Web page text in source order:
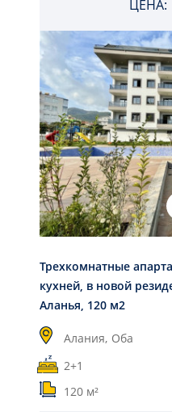
ЦЕНА:
Трехкомнатные
кухней, в новой
Аланья, 120 м2
Алания, Оба
2+1
120 м²